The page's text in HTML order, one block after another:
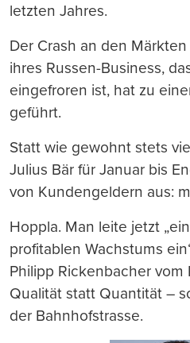
letzten Jahres.
Der Crash an den
ihres Russen-Business,
eingefroren ist, hat zu
geführt.
Statt wie gewohnt stets
Julius Bär für Januar bis
von Kundengeldern aus:
Hoppla. Man leite jetzt
profitablen Wachstums
Philipp Rickenbacher
Qualität statt Quantität –
der Bahnhofstrasse.